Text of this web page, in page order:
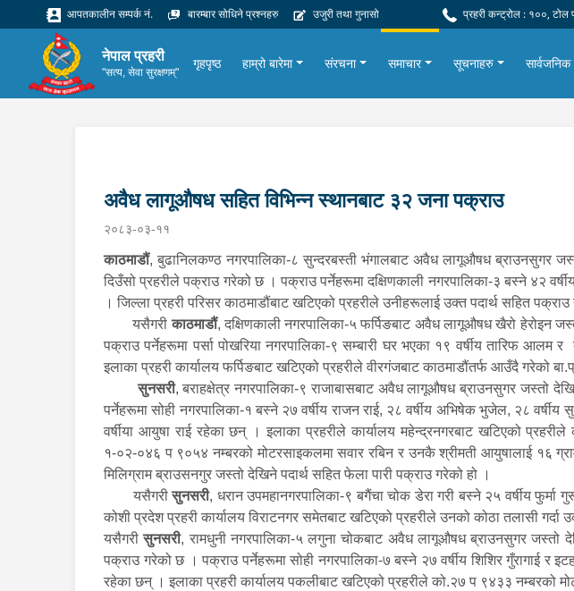
आपतकालीन सम्पर्क नं. बारम्बार सोधिने प्रश्नहरु उजुरी तथा गुनासो प्रहरी कन्ट्रोल : १००,
नेपाल प्रहरी
"सत्य, सेवा सुरक्षणम्"
गृहपृष्ठ हाम्रो बारेमा संरचना समाचार सूचनाहरु
अवैध लागूऔषध सहित विभिन्न स्थानबाट ३२ जना पक्राउ
२०८३-०३-११
काठमाडौं, बुढानिलकण्ठ नगरपालिका-८ सुन्दरबस्ती भंगालबाट अवैध लागूऔषध ब्राउनसुगर
दिउँसो प्रहरीले पक्राउ गरेको छ । पक्राउ पर्नेहरूमा दक्षिणकाली नगरपालिका-३ बस्ने ४२
। जिल्ला प्रहरी परिसर काठमाडौंबाट खटिएको प्रहरीले उनीहरूलाई उक्त पदार्थ सहित पक्राउ
यसैगरीकाठमाडौं, दक्षिणकाली नगरपालिका-५ फर्पिङबाट अवैध लागूऔषध खैरो हेरोइन
पक्राउ पर्नेहरूमा पर्सा पोखरिया नगरपालिका-९ सम्बारी घर भएका १९ वर्षीय तारिफ
इलाका प्रहरी कार्यालय फर्पिङबाट खटिएको प्रहरीले वीरगंजबाट काठमाडौंतर्फ आउँदै गरेको
सुनसरी, बराहक्षेत्र नगरपालिका-९ राजाबासबाट अवैध लागूऔषध ब्राउनसुगर जस्तो
पर्नेहरूमा सोही नगरपालिका-१ बस्ने २७ वर्षीय राजन राई, २८ वर्षीय अभिषेक भुजेल, २८
वर्षीया आयुषा राई रहेका छन् । इलाका प्रहरीले कार्यालय महेन्द्रनगरबाट खटिएको
१-०२-०४६ प ९०५४ नम्बरको मोटरसाइकलमा सवार रबिन र उनकै श्रीमती आयुषालाई १६
मिलिग्राम ब्राउसनगुर जस्तो देखिने पदार्थ सहित फेला पारी पक्राउ गरेको हो ।
यसैगरीसुनसरी, धरान उपमहानगरपालिका-९ बगैंचा चोक डेरा गरी बस्ने २५ वर्षीय
कोशी प्रदेश प्रहरी कार्यालय विराटनगर समेतबाट खटिएको प्रहरीले उनको कोठा तलासी
यसैगरीसुनसरी, रामधुनी नगरपालिका-५ लगुना चोकबाट अवैध लागूऔषध ब्राउनसुगर जस्तो
पक्राउ गरेको छ । पक्राउ पर्नेहरूमा सोही नगरपालिका-७ बस्ने २७ वर्षीय शिशिर गुँरागाई र
रहेका छन् । इलाका प्रहरी कार्यालय पकलीबाट खटिएको प्रहरीले को.२७ प ९४३३ नम्बरको